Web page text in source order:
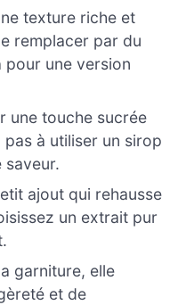
texture riche et
remplacer par du
pour une version
une touche sucrée
pas à utiliser un sirop
saveur.
ajout qui rehausse
un extrait pur
garniture, elle
et de